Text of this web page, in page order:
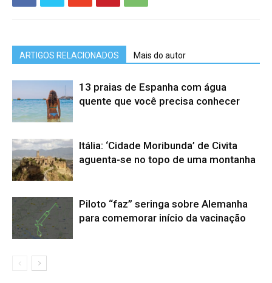
ARTIGOS RELACIONADOS Mais do autor
13 praias de Espanha com água
quente que você precisa conhecer
Itália: ‘Cidade Moribunda’ de Civita
aguenta-se no topo de uma montanha
Piloto “faz” seringa sobre Alemanha
para comemorar início da vacinação